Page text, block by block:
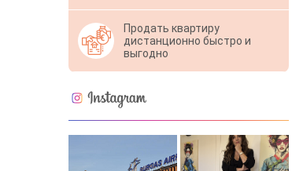
Продать квартиру
дистанционно быстро и
выгодно